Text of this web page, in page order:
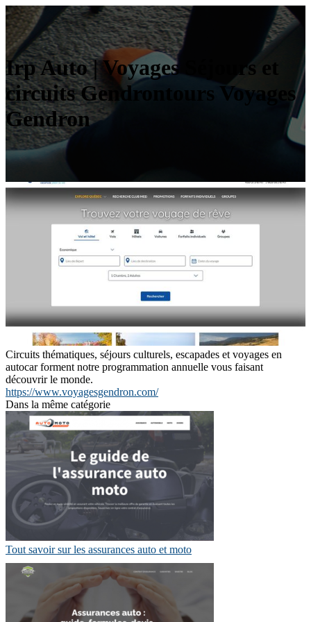
Irp Auto | Voyages Séjours et
circuits Gendron­tours Voyages
Gendron
Circuits thématiques, séjours culturels, escapades et voyages en
autocar forment notre programmation annuelle vous faisant
découvrir le monde.
https://www.voyagesgendron.com/
Dans la même catégorie
Tout savoir sur les assurances auto et moto